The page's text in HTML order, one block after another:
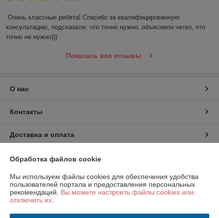
Очень классные ребята! Спасибо за квалифицированную
консультацию, подсказали, что точно нужно, объяснили четко, что
точно не нужно)))
Показать все отзывы
О нас
Контакты
Доставка и оплата
График работы
Полная версия сайта
Политика обработки cookies
Обработка файлов cookie
Мы используем файлы cookies для обеспечения удобства
пользователей портала и предоставления персональных
рекомендаций. Вы можете настроить файлы cookies или
отключить их.